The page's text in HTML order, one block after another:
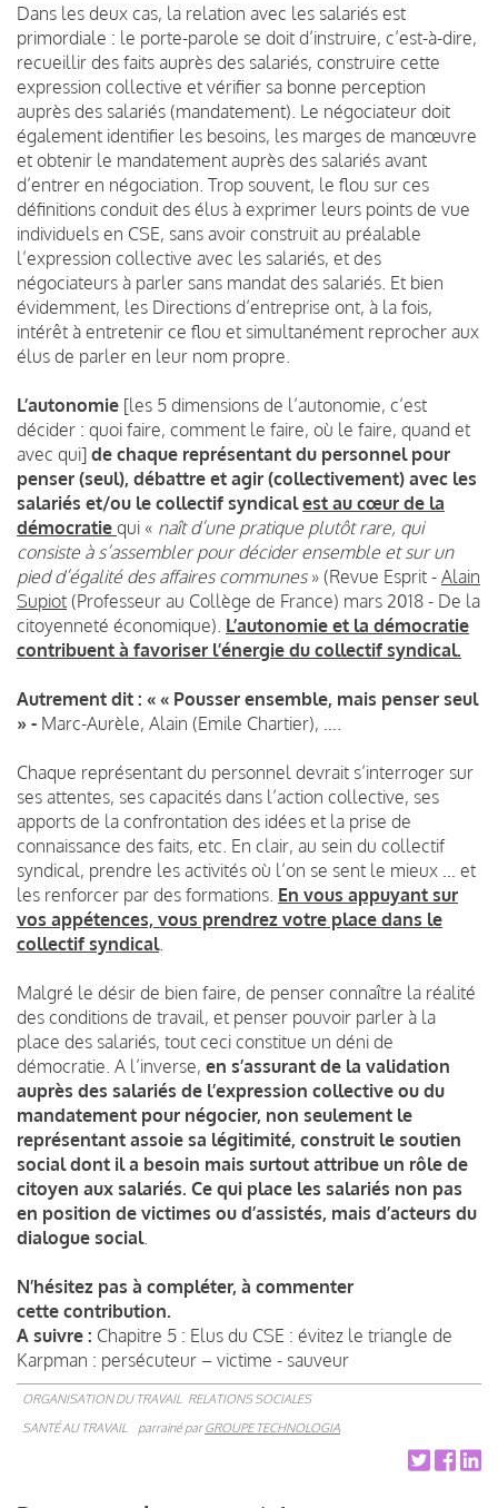
Dans les deux cas, la relation avec les salariés est
primordiale : le porte-parole se doit d’instruire, c’est-à-dire,
recueillir des faits auprès des salariés, construire cette
expression collective et vérifier sa bonne perception
auprès des salariés (mandatement). Le négociateur doit
également identifier les besoins, les marges de manœuvre
et obtenir le mandatement auprès des salariés avant
d’entrer en négociation. Trop souvent, le flou sur ces
définitions conduit des élus à exprimer leurs points de vue
individuels en CSE, sans avoir construit au préalable
l’expression collective avec les salariés, et des
négociateurs à parler sans mandat des salariés. Et bien
évidemment, les Directions d’entreprise ont, à la fois,
intérêt à entretenir ce flou et simultanément reprocher aux
élus de parler en leur nom propre.
L’autonomie [les 5 dimensions de l’autonomie, c’est
décider : quoi faire, comment le faire, où le faire, quand et
avec qui] de chaque représentant du personnel pour
penser (seul), débattre et agir (collectivement) avec les
salariés et/ou le collectif syndicalest au cœur de la
démocratie qui « naît d’une pratique plutôt rare, qui
consiste à s’assembler pour décider ensemble et sur un
pied d’égalité des affaires communes» (Revue Esprit - Alain
Supiot (Professeur au Collège de France) mars 2018 - De la
citoyenneté économique). L’autonomie et la démocratie
contribuent à favoriser l’énergie du collectif syndical.
Autrement dit : « « Pousser ensemble, mais penser seul
» - Marc-Aurèle, Alain (Emile Chartier), ….
Chaque représentant du personnel devrait s’interroger sur
ses attentes, ses capacités dans l’action collective, ses
apports de la confrontation des idées et la prise de
connaissance des faits, etc. En clair, au sein du collectif
syndical, prendre les activités où l’on se sent le mieux … et
les renforcer par des formations. En vous appuyant sur
vos appétences, vous prendrez votre place dans le
collectif syndical.
Malgré le désir de bien faire, de penser connaître la réalité
des conditions de travail, et penser pouvoir parler à la
place des salariés, tout ceci constitue un déni de
démocratie. A l’inverse, en s’assurant de la validation
auprès des salariés de l’expression collective ou du
mandatement pour négocier, non seulement le
représentant assoie sa légitimité, construit le soutien
social dont il a besoin mais surtout attribue un rôle de
citoyen aux salariés. Ce qui place les salariés non pas
en position de victimes ou d’assistés, mais d’acteurs du
dialogue social.
N’hésitez pas à compléter, à commenter
cette contribution.
A suivre : Chapitre 5 : Elus du CSE : évitez le triangle de
Karpman : persécuteur – victime - sauveur
ORGANISATION DU TRAVAIL RELATIONS SOCIALES
SANTÉ AU TRAVAIL
parrainé parGROUPE TECHNOLOGIA